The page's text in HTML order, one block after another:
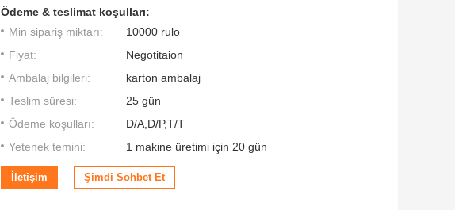
Ödeme & teslimat koşulları:
Min sipariş miktarı:
10000 rulo
Fiyat:
Negotitaion
Ambalaj bilgileri:
karton ambalaj
Teslim süresi:
25 gün
Ödeme koşulları:
D/A,D/P,T/T
Yetenek temini:
1 makine üretimi için 20 gün
İletişim Şimdi Sohbet Et